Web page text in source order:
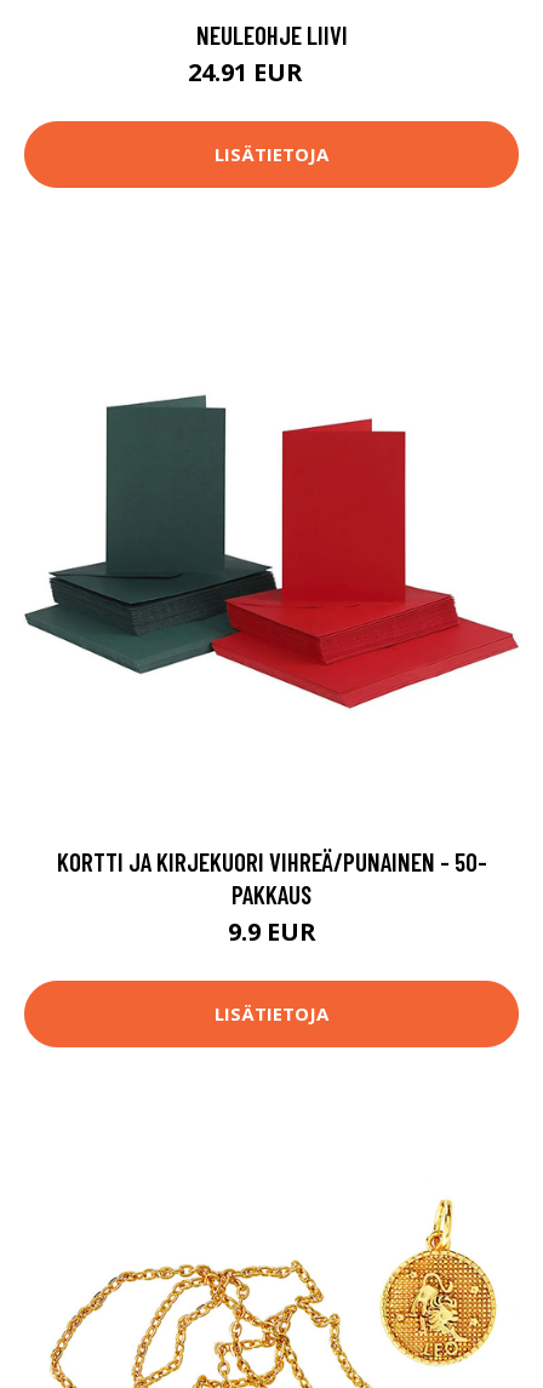
NEULEOHJE LIIVI
24.91 EUR
LISÄTIETOJA
KORTTI JA KIRJEKUORI VIHREÄ/PUNAINEN - 50-
PAKKAUS
9.9 EUR
LISÄTIETOJA